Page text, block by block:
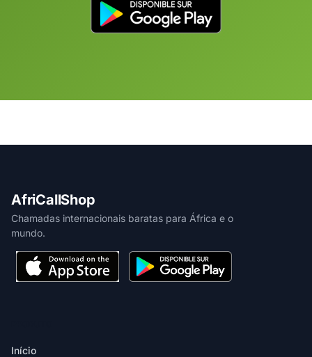
AfriCallShop
Chamadas internacionais baratas para África e o
mundo.
Início